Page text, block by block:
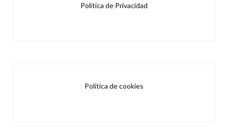
Política de Privacidad
Política de cookies